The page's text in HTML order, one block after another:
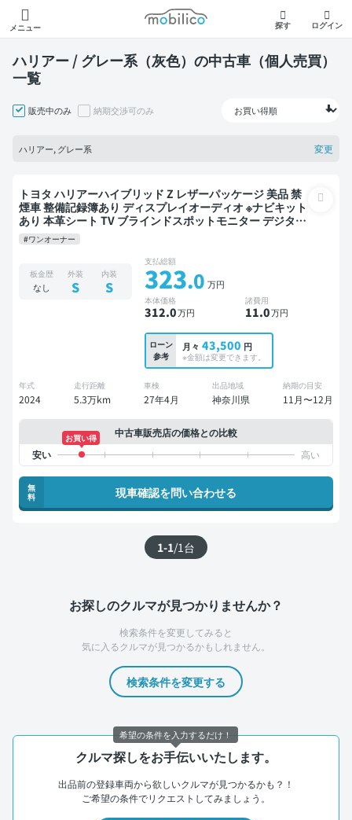
メニュー
モビリコ
探す ログイン
ハリアー / グレー系（灰色）の中古車（個人売買）
一覧
販売中のみ 納期交渉可のみ
ハリアー, グレー系 変更
トヨタ ハリアーハイブリッド Z レザーパッケージ 美品 禁
煙車 整備記録簿あり ディスプレイオーディオ ※ナビキット
あり 本革シート TV ブラインドスポットモニター デジタル
インナーミラー オートクルーズ スマートキー ETC 電動バ
ックドア バックモニター 全方位カメラ ドライブレコーダ
#ワンオーナー
板金歴
なし
外装
S
内装
S
支払総額
323.0 万円
本体価格
312.0万円
諸費用
11.0万円
ローン
参考
月々 43,500 円
※金額は変更できます。
年式
2024
走行距離
5.3万km
車検
27年4月
出品地域
神奈川県
納期の目安
11月〜12月
中古車販売店の価格との比較
お買い得
無
料
現車確認を問い合わせる
1-1/1台
お探しのクルマが見つかりませんか？
検索条件を変更してみると
気に入るクルマが見つかるかもしれません。
検索条件を変更する
クルマ探しをお手伝いいたします。
出品前の登録車両から欲しいクルマが見つかるかも？！
ご希望の条件でリクエストしてみましょう。
希望の条件を入力するだけ！